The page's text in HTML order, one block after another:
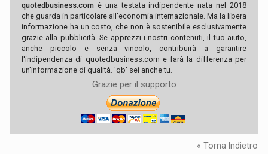
quotedbusiness.com è una testata indipendente nata nel 2018
che guarda in particolare all'economia internazionale. Ma la libera
informazione ha un costo, che non è sostenibile esclusivamente
grazie alla pubblicità. Se apprezzi i nostri contenuti, il tuo aiuto,
anche piccolo e senza vincolo, contribuirà a garantire
l'indipendenza di quotedbusiness.com e farà la differenza per
un'informazione di qualità. 'qb' sei anche tu.
Grazie per il supporto
« Torna Indietro